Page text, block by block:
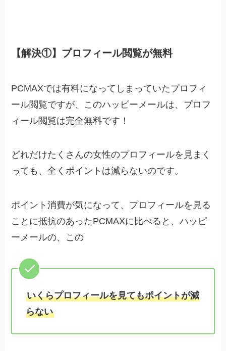
【解決①】プロフィール閲覧が無料
PCMAXでは有料になってしまっていたプロフィ
ール閲覧ですが、このハッピーメールは、プロフ
ィール閲覧は完全無料です！
どれだけたくさんの女性のプロフィールを見まく
っても、全くポイントは減らないのです。
ポイント消費が気になって、プロフィールを見る
ことに抵抗のあったPCMAXに比べると、ハッピ
ーメールの、この
いくらプロフィールを見てもポイントが減
らない